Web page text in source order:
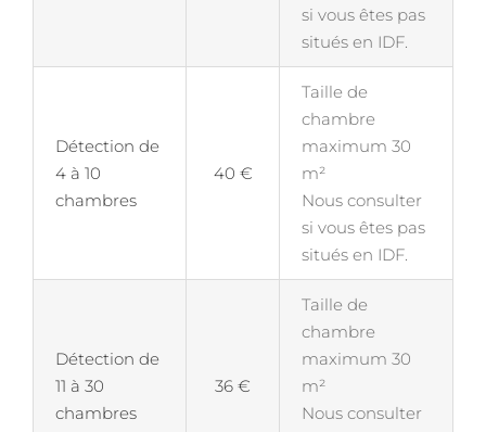
si vous êtes pas
situés en IDF.
Détection de
4 à 10
chambres
40 €
Taille de
chambre
maximum 30
m²
Nous consulter
si vous êtes pas
situés en IDF.
Détection de
11 à 30
chambres
36 €
Taille de
chambre
maximum 30
m²
Nous consulter